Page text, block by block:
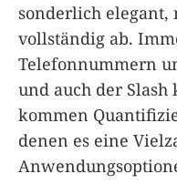
sonderlich elegant,
vollständig ab.
Telefonnummern
und auch der
kommen
denen es eine